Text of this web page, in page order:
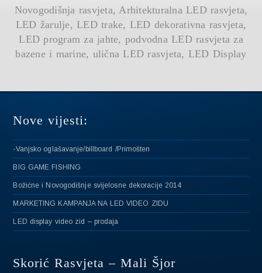
Novogodišnja rasvjeta, Arhitekturalna LED rasvjeta,
LED žarulje, LED trake, LED dekorativna rasvjeta,
LED program za jahte, podvodna LED rasvjeta za
bazene i marine, ulična LED rasvjeta, LED Display
Nove vijesti:
-Vanjsko oglašavanje/billboard /Primošten
BIG GAME FISHING
Božićne i Novogodišnje svijelosne dekoracije 2014
MARKETING KAMPANJA NA LED VIDEO ZIDU
LED display video zid – prodaja
Skorić Rasvjeta – Mali Šjor